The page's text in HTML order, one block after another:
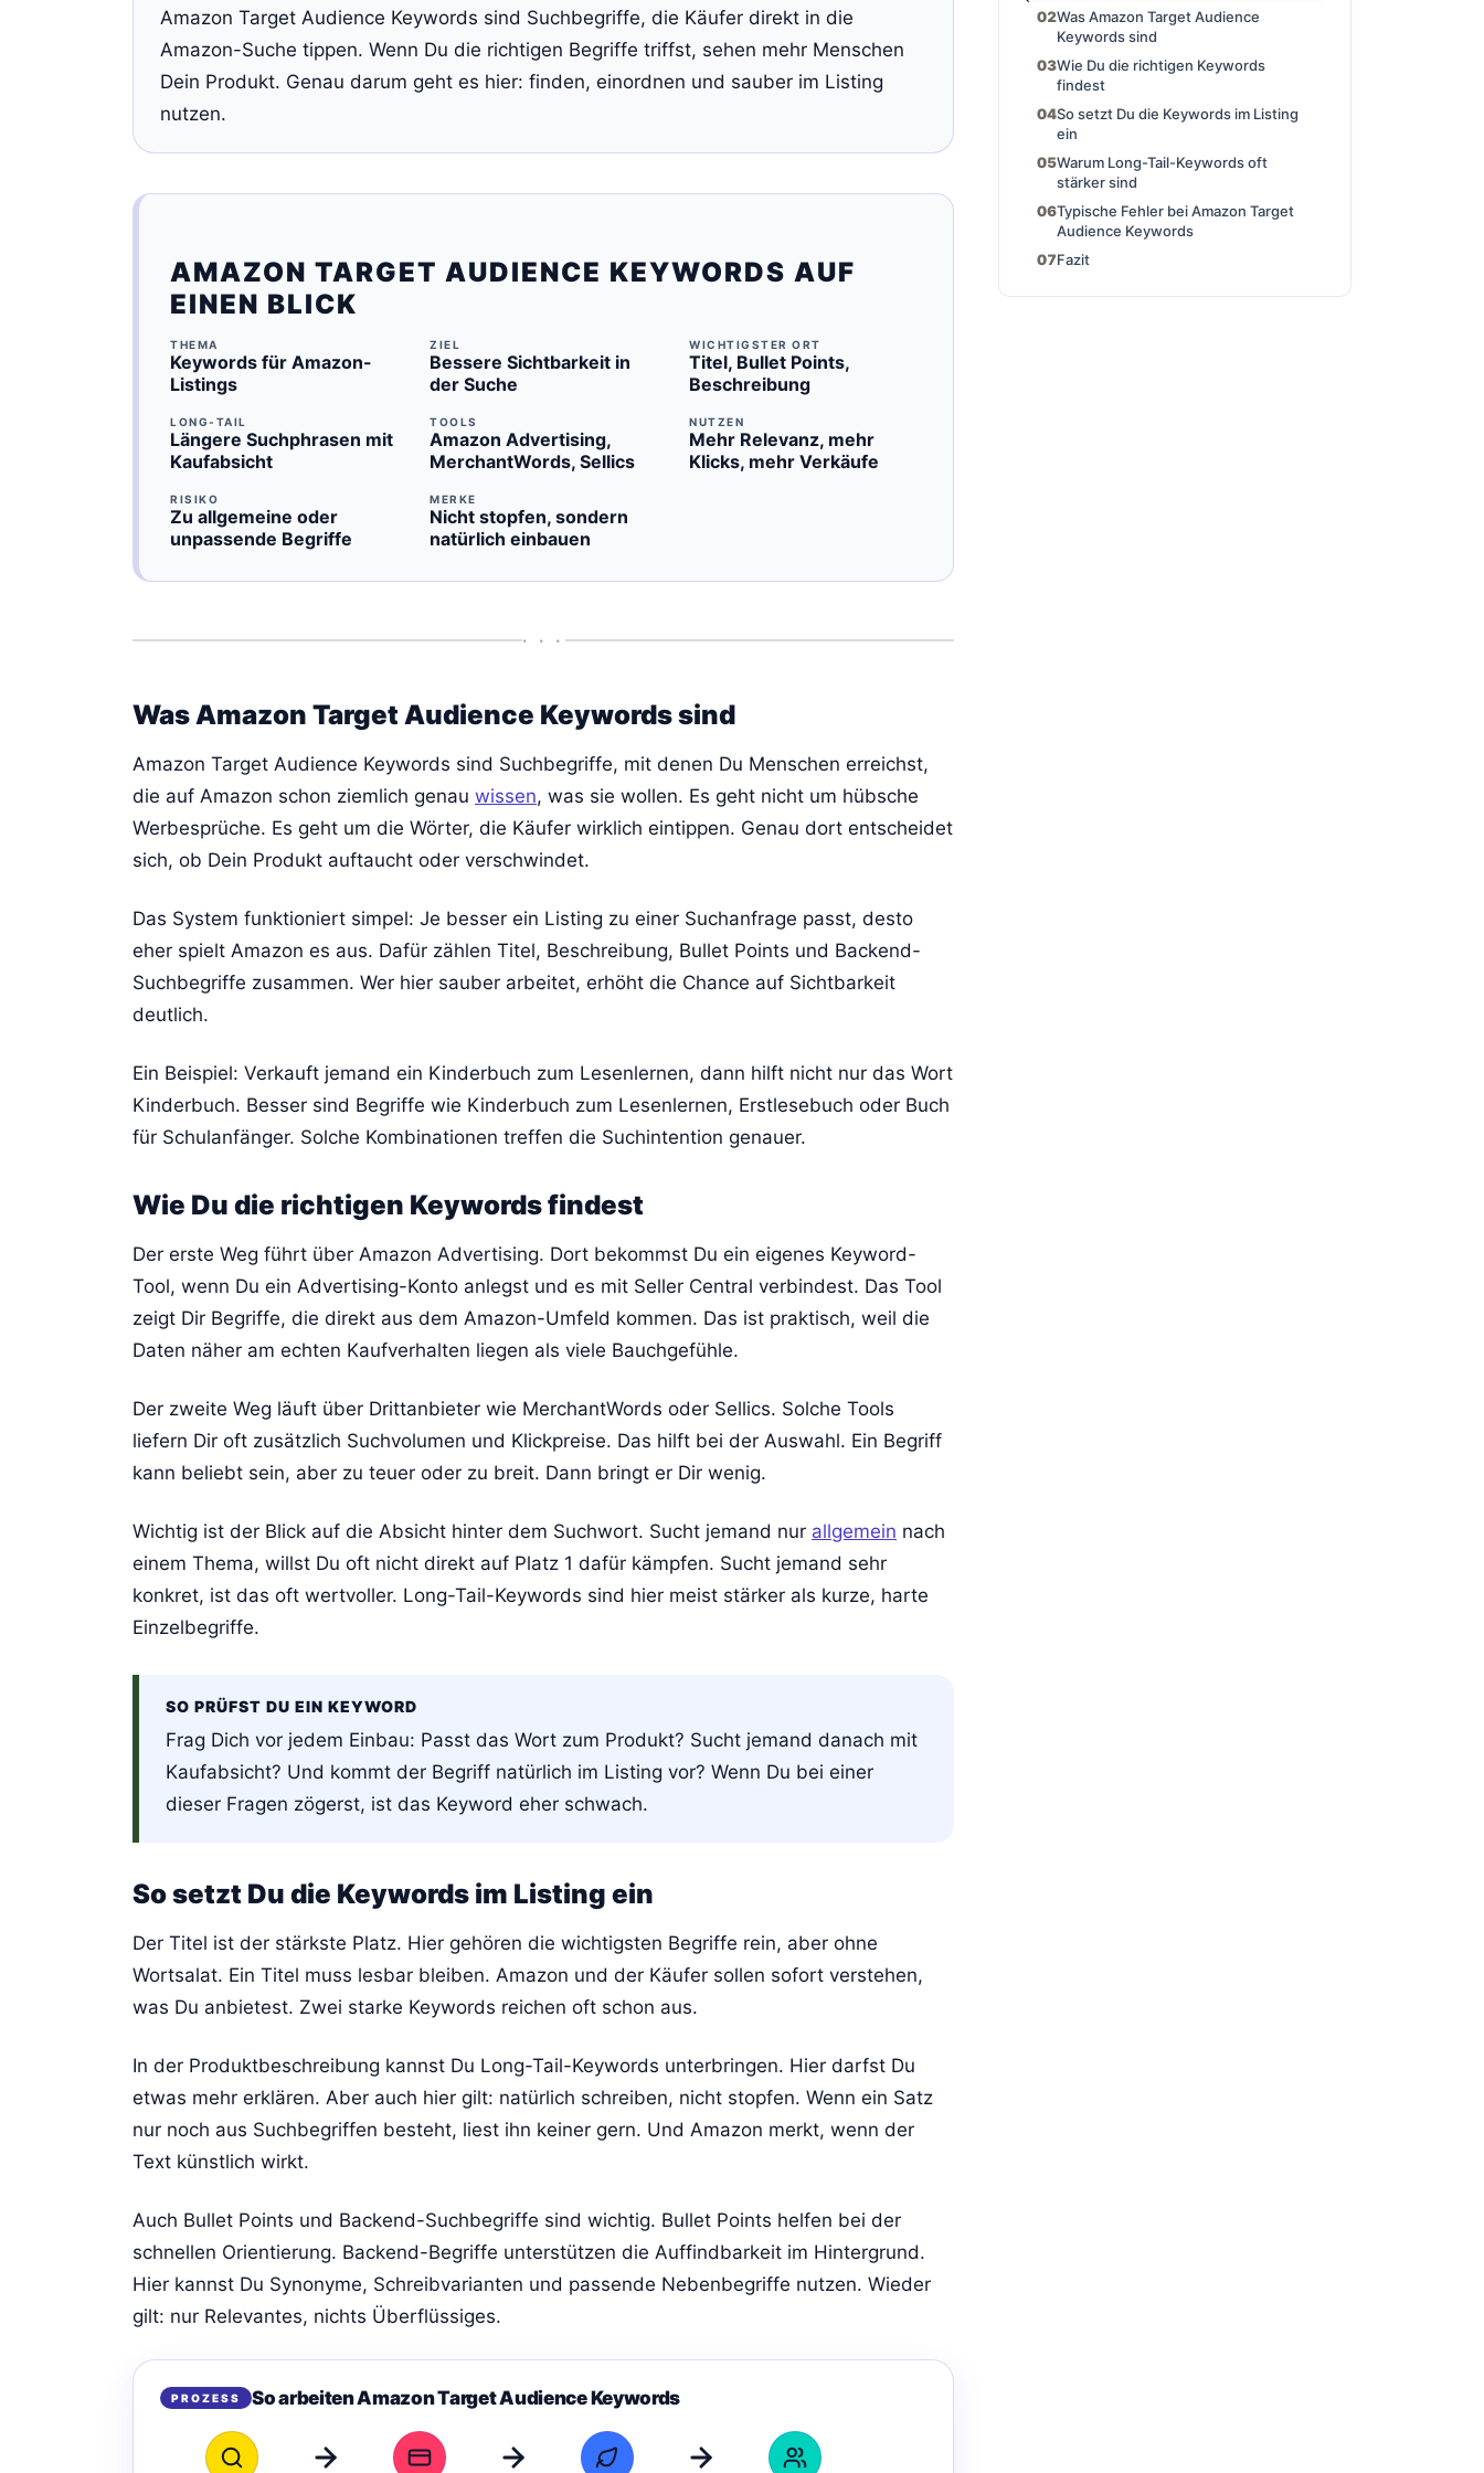
Amazon Target Audience Keywords sind Suchbegriffe, die Käufer direkt in die
Amazon-Suche tippen. Wenn Du die richtigen Begriffe triffst, sehen mehr Menschen
Dein Produkt. Genau darum geht es hier: finden, einordnen und sauber im Listing
nutzen.
AMAZON TARGET AUDIENCE KEYWORDS AUF
EINEN BLICK
THEMA
Keywords für Amazon-
Listings
ZIEL
Bessere Sichtbarkeit in
der Suche
WICHTIGSTER ORT
Titel, Bullet Points,
Beschreibung
LONG-TAIL
Längere Suchphrasen mit
Kaufabsicht
TOOLS
Amazon Advertising,
MerchantWords, Sellics
NUTZEN
Mehr Relevanz, mehr
Klicks, mehr Verkäufe
RISIKO
Zu allgemeine oder
unpassende Begriffe
MERKE
Nicht stopfen, sondern
natürlich einbauen
• • •
Was Amazon Target Audience Keywords sind
Amazon Target Audience Keywords sind Suchbegriffe, mit denen Du Menschen erreichst,
die auf Amazon schon ziemlich genau wissen, was sie wollen. Es geht nicht um hübsche
Werbesprüche. Es geht um die Wörter, die Käufer wirklich eintippen. Genau dort entscheidet
sich, ob Dein Produkt auftaucht oder verschwindet.
Das System funktioniert simpel: Je besser ein Listing zu einer Suchanfrage passt, desto
eher spielt Amazon es aus. Dafür zählen Titel, Beschreibung, Bullet Points und Backend-
Suchbegriffe zusammen. Wer hier sauber arbeitet, erhöht die Chance auf Sichtbarkeit
deutlich.
Ein Beispiel: Verkauft jemand ein Kinderbuch zum Lesenlernen, dann hilft nicht nur das Wort
Kinderbuch. Besser sind Begriffe wie Kinderbuch zum Lesenlernen, Erstlesebuch oder Buch
für Schulanfänger. Solche Kombinationen treffen die Suchintention genauer.
Wie Du die richtigen Keywords findest
Der erste Weg führt über Amazon Advertising. Dort bekommst Du ein eigenes Keyword-
Tool, wenn Du ein Advertising-Konto anlegst und es mit Seller Central verbindest. Das Tool
zeigt Dir Begriffe, die direkt aus dem Amazon-Umfeld kommen. Das ist praktisch, weil die
Daten näher am echten Kaufverhalten liegen als viele Bauchgefühle.
Der zweite Weg läuft über Drittanbieter wie MerchantWords oder Sellics. Solche Tools
liefern Dir oft zusätzlich Suchvolumen und Klickpreise. Das hilft bei der Auswahl. Ein Begriff
kann beliebt sein, aber zu teuer oder zu breit. Dann bringt er Dir wenig.
Wichtig ist der Blick auf die Absicht hinter dem Suchwort. Sucht jemand nur allgemein nach
einem Thema, willst Du oft nicht direkt auf Platz 1 dafür kämpfen. Sucht jemand sehr
konkret, ist das oft wertvoller. Long-Tail-Keywords sind hier meist stärker als kurze, harte
Einzelbegriffe.
SO PRÜFST DU EIN KEYWORD
Frag Dich vor jedem Einbau: Passt das Wort zum Produkt? Sucht jemand danach mit
Kaufabsicht? Und kommt der Begriff natürlich im Listing vor? Wenn Du bei einer
dieser Fragen zögerst, ist das Keyword eher schwach.
So setzt Du die Keywords im Listing ein
Der Titel ist der stärkste Platz. Hier gehören die wichtigsten Begriffe rein, aber ohne
Wortsalat. Ein Titel muss lesbar bleiben. Amazon und der Käufer sollen sofort verstehen,
was Du anbietest. Zwei starke Keywords reichen oft schon aus.
In der Produktbeschreibung kannst Du Long-Tail-Keywords unterbringen. Hier darfst Du
etwas mehr erklären. Aber auch hier gilt: natürlich schreiben, nicht stopfen. Wenn ein Satz
nur noch aus Suchbegriffen besteht, liest ihn keiner gern. Und Amazon merkt, wenn der
Text künstlich wirkt.
Auch Bullet Points und Backend-Suchbegriffe sind wichtig. Bullet Points helfen bei der
schnellen Orientierung. Backend-Begriffe unterstützen die Auffindbarkeit im Hintergrund.
Hier kannst Du Synonyme, Schreibvarianten und passende Nebenbegriffe nutzen. Wieder
gilt: nur Relevantes, nichts Überflüssiges.
PROZESS So arbeiten Amazon Target Audience Keywords
Was Amazon Target Audience
Keywords sind
Wie Du die richtigen Keywords
findest
So setzt Du die Keywords im Listing
ein
Warum Long-Tail-Keywords oft
stärker sind
Typische Fehler bei Amazon Target
Audience Keywords
Fazit